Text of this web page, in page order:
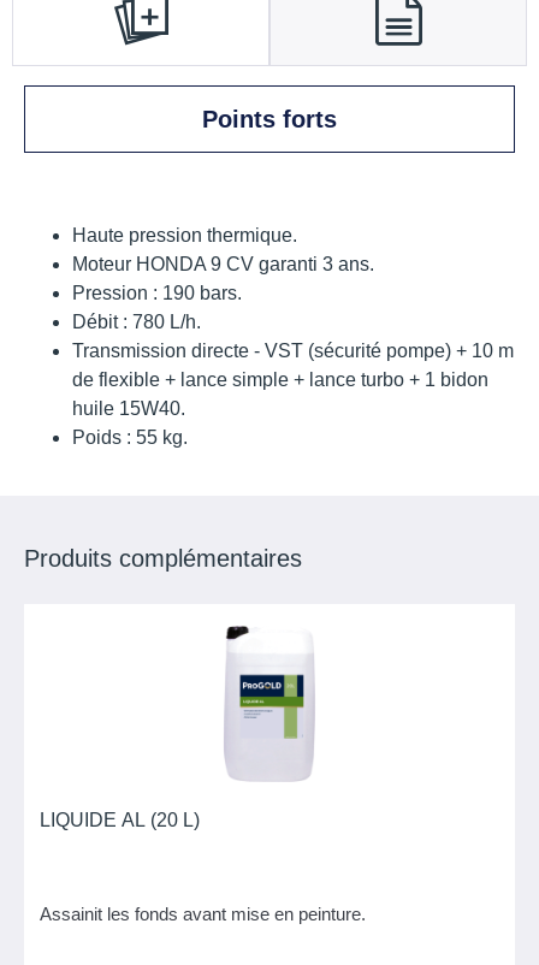
Points forts
Haute pression thermique.
Moteur HONDA 9 CV garanti 3 ans.
Pression : 190 bars.
Débit : 780 L/h.
Transmission directe - VST (sécurité pompe) + 10 m
de flexible + lance simple + lance turbo + 1 bidon
huile 15W40.
Poids : 55 kg.
Produits complémentaires
LIQUIDE AL (20 L)
Assainit les fonds avant mise en peinture.